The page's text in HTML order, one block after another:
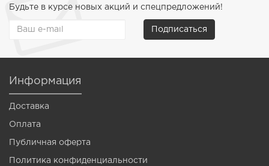
Будьте в курсе новых акций и спецпредложений!
Подписаться
Информация
Доставка
Оплата
Публичная оферта
Политика конфиденциальности